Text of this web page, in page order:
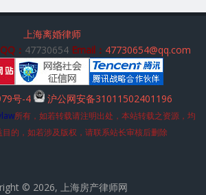
上海离婚律师
QQ： 47730654 Email： 47730654@qq.com
号-4 沪公网安备31011502401196
所有，如若转载请注明出处，本站转载之资源，均
的，如若涉及版权，请联系站长审核后删除
© 2026, 上海房产律师网